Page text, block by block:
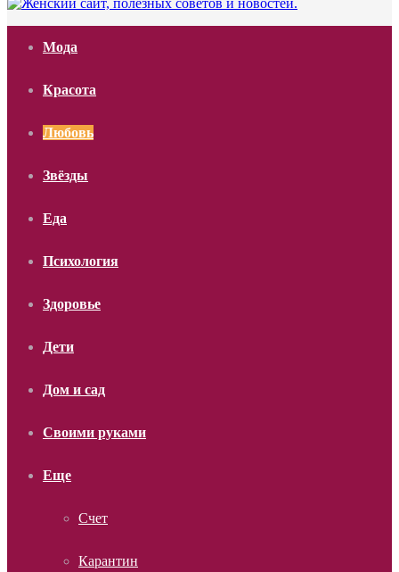
Мода
Красота
Любовь
Звёзды
Еда
Психология
Здоровье
Дети
Дом и сад
Своими руками
Еще
Счет
Карантин